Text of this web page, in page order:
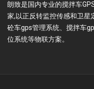
朗致是国内专业的搅拌车
家,以正反转监控传感和卫星
砼车gps管理系统、搅拌车
位系统等物联方案。